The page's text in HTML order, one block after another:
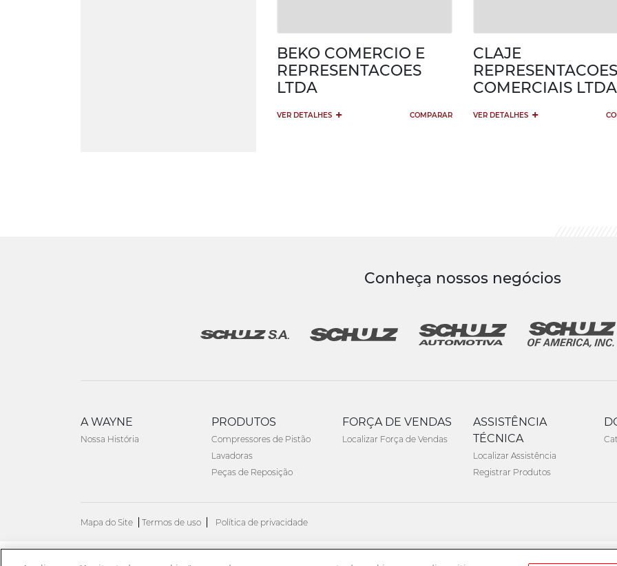
BEKO COMERCIO E
REPRESENTACOES
LTDA
VER DETALHES + COMPARAR
CLAJE
REPRESENTACOES
COMERCIAIS LTDA
VER DETALHES +
Conheça nossos negócios
A WAYNE
Nossa História
PRODUTOS
Compressores de Pistão
Lavadoras
Peças de Reposição
FORÇA DE VENDAS
Localizar Força de Vendas
ASSISTÊNCIA
TÉCNICA
Localizar Assistência
Registrar Produtos
Mapa do Site Termos de uso Política de privacidade